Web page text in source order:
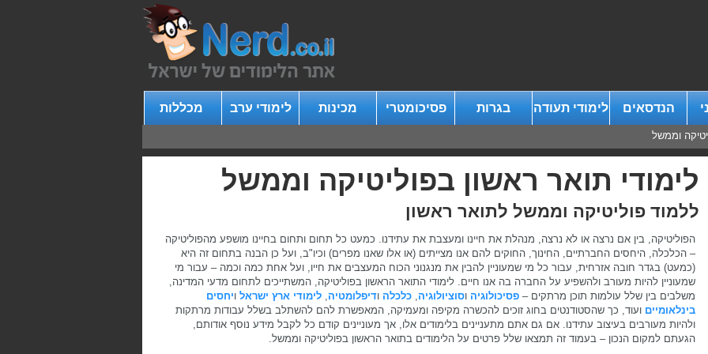
הנדסאים לימודי תעודה בגרות פסיכומטרי מכינות לימודי ערב מכללות
וממשל
לימודי תואר ראשון בפוליטיקה וממשל
ללמוד פוליטיקה וממשל לתואר ראשון
הפוליטיקה, בין אם נרצה או לא נרצה, מנהלת את חיינו ומעצבת את עתידנו. כמעט כל תחום ותחום בחיינו מושפע מהפוליטיקה
– הכלכלה, היחסים החברתיים, החינוך, החוקים להם אנו מצייתים (או אלו שאנו מפרים) וכיו"ב, ועל כן הבנה בתחום זה היא
(כמעט) בגדר חובה אזרחית, עבור כל מי שמעוניין להבין את מנגנוני הכוח המעצבים את חייו, ועל אחת כמה וכמה – עבור מי
שמעוניין להיות מעורב ולהשפיע על החברה בה אנו חיים. לימודי התואר הראשון בפוליטיקה, המשתייכים לתחום מדעי המדינה,
משלבים בין שלל עולמות תוכן מרתקים –פסיכולוגיה וסוציולוגיה,כלכלה ודיפלומטיה,לימודי ארץ ישראל ויחסים
בינלאומיים ועוד, כך שהסטודנטים בחוג זוכים להכשרה מקיפה ומעמיקה, המאפשרת להם להשתלב בשלל עבודות מרתקות
ולהיות מעורבים בעיצוב עתידנו. אם גם אתם מתעניינים בלימודים אלו, אך מעוניינים קודם כל לקבל מידע נוסף אודותם,
הגעתם למקום הנכון – בעמוד זה תמצאו שלל פרטים על הלימודים בתואר הראשון בפוליטיקה וממשל.